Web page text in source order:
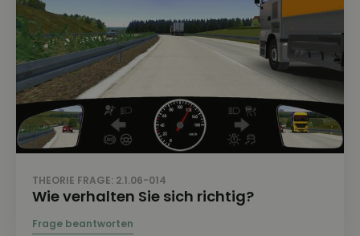
THEORIE FRAGE: 2.1.06-014
Wie verhalten Sie sich richtig?